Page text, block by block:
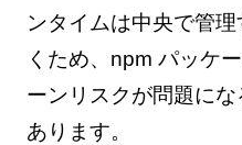
ンタイムは中央で管
くため、npm パッケ
ーンリスクが問題に
あります。